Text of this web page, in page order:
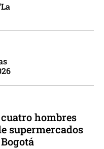
hombres
supermercados